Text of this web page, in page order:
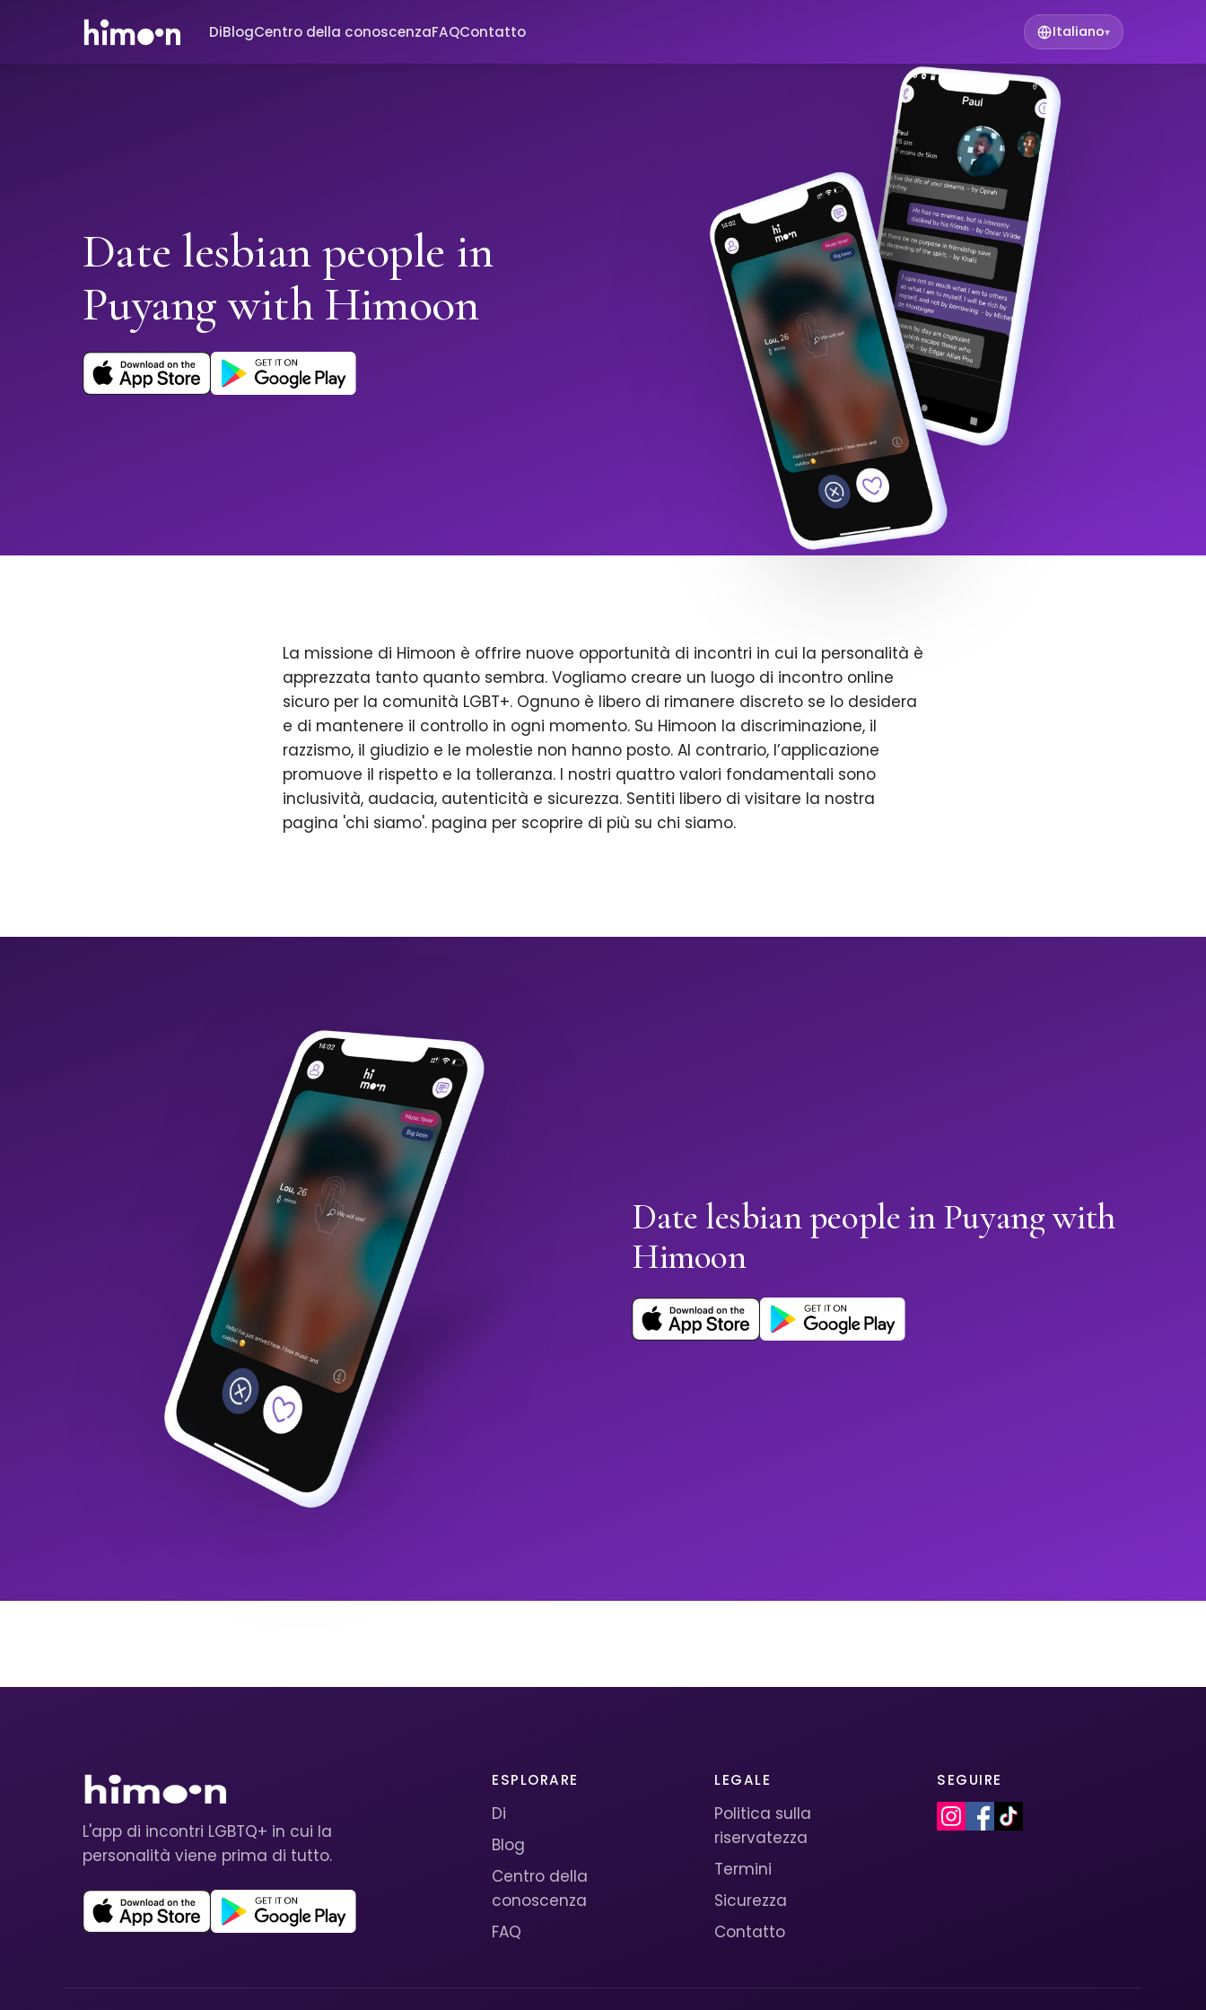
DiBlogCentro della conoscenzaFAQContatto Italiano▾
Date lesbian people in
Puyang with Himoon
La missione di Himoon è offrire nuove opportunità di incontri in cui la personalità è
apprezzata tanto quanto sembra. Vogliamo creare un luogo di incontro online
sicuro per la comunità LGBT+. Ognuno è libero di rimanere discreto se lo desidera
e di mantenere il controllo in ogni momento. Su Himoon la discriminazione, il
razzismo, il giudizio e le molestie non hanno posto. Al contrario, l’applicazione
promuove il rispetto e la tolleranza. I nostri quattro valori fondamentali sono
inclusività, audacia, autenticità e sicurezza. Sentiti libero di visitare la nostra
pagina 'chi siamo'. pagina per scoprire di più su chi siamo.
Date lesbian people in Puyang with
Himoon
L'app di incontri LGBTQ+ in cui la
personalità viene prima di tutto.
ESPLORARE
Di
Blog
Centro della
conoscenza
FAQ
LEGALE
Politica sulla
riservatezza
Termini
Sicurezza
Contatto
SEGUIRE